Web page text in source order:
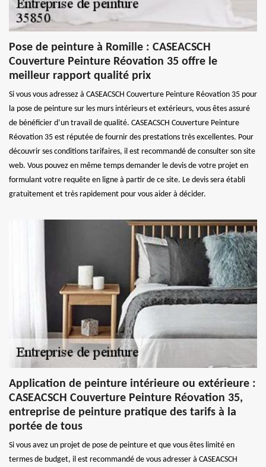
Pose de peinture à Romille : CASEACSCH
Couverture Peinture Réovation 35 offre le
meilleur rapport qualité prix
Si vous vous adressez à CASEACSCH Couverture Peinture Réovation 35 pour
la pose de peinture sur les murs intérieurs et extérieurs, vous êtes assuré
de bénéficier d’un travail de qualité. CASEACSCH Couverture Peinture
Réovation 35 est réputée de fournir des prestations très excellentes. Pour
découvrir ses conditions tarifaires, il est recommandé de consulter son site
web. Vous pouvez en même temps demander le devis de votre projet en
formulant votre requête en ligne à partir de ce site. Le devis sera établi
gratuitement et très rapidement pour vous aider à décider.
Application de peinture intérieure ou extérieure :
CASEACSCH Couverture Peinture Réovation 35,
entreprise de peinture pratique des tarifs à la
portée de tous
Si vous avez un projet de pose de peinture et que vous êtes limité en
termes de budget, il est recommandé de vous adresser à CASEACSCH